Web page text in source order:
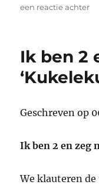
een reactie achterop
Ik ben 2
Geschreven op
Ik ben 2 en zeg
We klauteren